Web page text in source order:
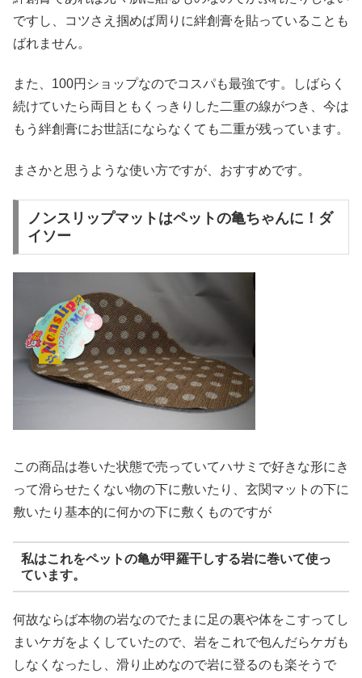
ですし、コツさえ掴めば周りに絆創膏を貼っていることも
ばれません。
また、100円ショップなのでコスパも最強です。しばらく
続けていたら両目ともくっきりした二重の線がつき、今は
もう絆創膏にお世話にならなくても二重が残っています。
まさかと思うような使い方ですが、おすすめです。
ノンスリップマットはペットの亀ちゃんに！ダ
イソー
この商品は巻いた状態で売っていてハサミで好きな形にき
って滑らせたくない物の下に敷いたり、玄関マットの下に
敷いたり基本的に何かの下に敷くものですが
私はこれをペットの亀が甲羅干しする岩に巻いて使っ
ています。
何故ならば本物の岩なのでたまに足の裏や体をこすってし
まいケガをよくしていたので、岩をこれで包んだらケガも
しなくなったし、滑り止めなので岩に登るのも楽そうで